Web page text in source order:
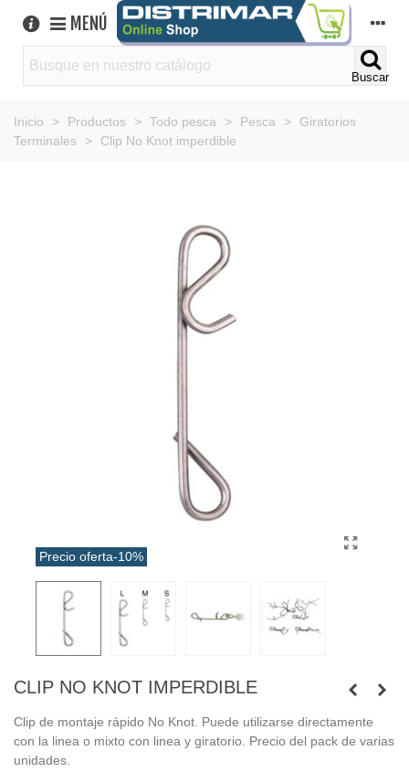
MENÚ
Buscar
Inicio > Productos > Todo pesca > Pesca >
Giratorios
Terminales
> Clip No Knot imperdible
Precio oferta-10%
CLIP NO KNOT IMPERDIBLE
Clip de montaje rápido No Knot. Puede utilizarse directamente
con la linea o mixto con linea y giratorio. Precio del pack de varias
unidades.